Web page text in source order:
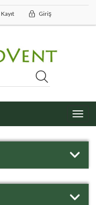
Kayıt Giriş